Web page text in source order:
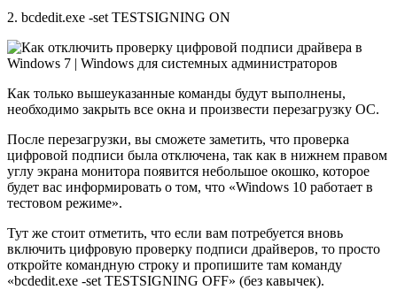
2. bcdedit.exe -set TESTSIGNING ON
Как только вышеуказанные команды будут выполнены,
необходимо закрыть все окна и произвести перезагрузку ОС.
После перезагрузки, вы сможете заметить, что проверка
цифровой подписи была отключена, так как в нижнем правом
углу экрана монитора появится небольшое окошко, которое
будет вас информировать о том, что «Windows 10 работает в
тестовом режиме».
Тут же стоит отметить, что если вам потребуется вновь
включить цифровую проверку подписи драйверов, то просто
откройте командную строку и пропишите там команду
«bcdedit.exe -set TESTSIGNING OFF» (без кавычек).